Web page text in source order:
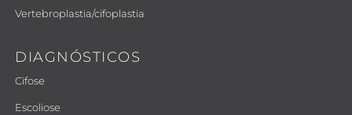
Vertebroplastia/cifoplastia
DIAGNÓSTICOS
Cifose
Escoliose